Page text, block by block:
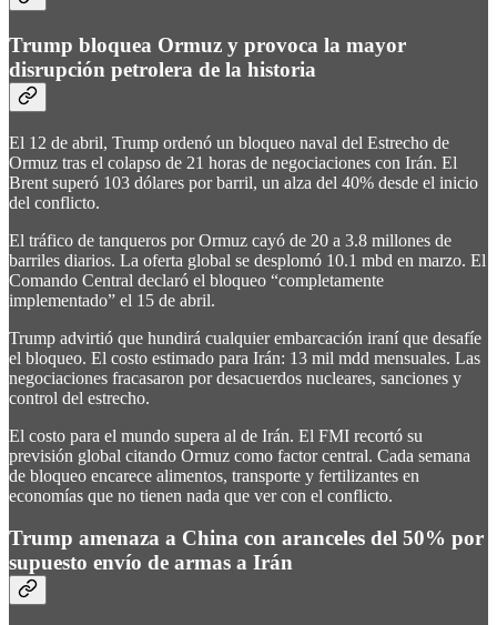
Trump bloquea Ormuz y provoca la mayor
disrupción petrolera de la historia
El 12 de abril, Trump ordenó un bloqueo naval del Estrecho de
Ormuz tras el colapso de 21 horas de negociaciones con Irán. El
Brent superó 103 dólares por barril, un alza del 40% desde el inicio
del conflicto.
El tráfico de tanqueros por Ormuz cayó de 20 a 3.8 millones de
barriles diarios. La oferta global se desplomó 10.1 mbd en marzo. El
Comando Central declaró el bloqueo “completamente
implementado” el 15 de abril.
Trump advirtió que hundirá cualquier embarcación iraní que desafíe
el bloqueo. El costo estimado para Irán: 13 mil mdd mensuales. Las
negociaciones fracasaron por desacuerdos nucleares, sanciones y
control del estrecho.
El costo para el mundo supera al de Irán. El FMI recortó su
previsión global citando Ormuz como factor central. Cada semana
de bloqueo encarece alimentos, transporte y fertilizantes en
economías que no tienen nada que ver con el conflicto.
Trump amenaza a China con aranceles del 50% por
supuesto envío de armas a Irán